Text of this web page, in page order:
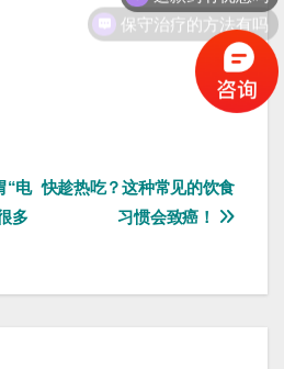
快趁热吃？这种常见的饮食
习惯会致癌！
“电
多
保守治疗的方法有吗